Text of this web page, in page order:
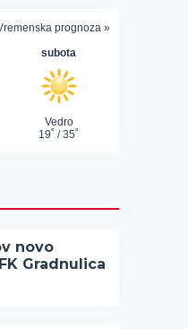
novo
Gradnulica